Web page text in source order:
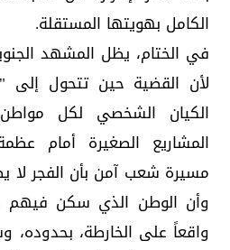
الكامل بهويتها المستقلة.
في الختام، يظل المشهد
لأن القضية حين تتحول إلى
الكيان الشخصي لكل
المشاريع الصغيرة أمام
مسيرة شعب آمن بأن الفجر لا
وأن الوطن الذي سكن فيهم
واقعاً على الخارطة، بحدوده،